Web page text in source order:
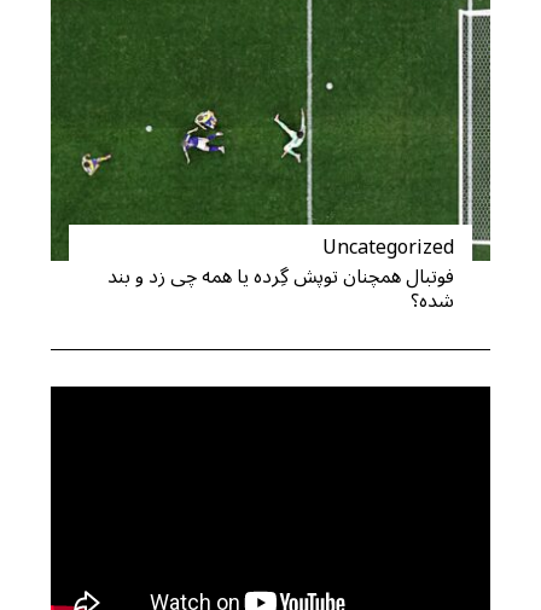
Uncategorized
فوتبال همچنان توپش گِرده یا همه چی زد و بند
شده؟
S
c
h
f
o